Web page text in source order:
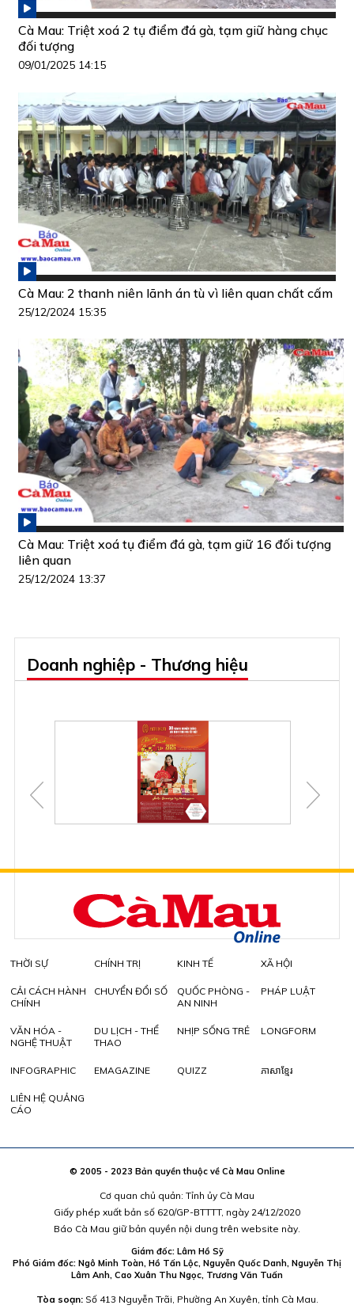
Cà Mau: Triệt xoá 2 tụ điểm đá gà, tạm giữ hàng chục
đối tượng
09/01/2025 14:15
Cà Mau: 2 thanh niên lãnh án tù vì liên quan chất cấm
25/12/2024 15:35
Cà Mau: Triệt xoá tụ điểm đá gà, tạm giữ 16 đối tượng
liên quan
25/12/2024 13:37
Doanh nghiệp - Thương hiệu
THỜI SỰ CHÍNH TRỊ KINH TẾ XÃ HỘI
CẢI CÁCH HÀNH
CHÍNH
CHUYỂN ĐỔI SỐ
QUỐC PHÒNG -
AN NINH
PHÁP LUẬT
VĂN HÓA -
NGHỆ THUẬT
DU LỊCH - THỂ
THAO
NHỊP SỐNG TRẺ LONGFORM
INFOGRAPHIC EMAGAZINE QUIZZ ភាសាខ្មែរ
LIÊN HỆ QUẢNG
CÁO
© 2005 - 2023 Bản quyền thuộc về Cà Mau Online
Cơ quan chủ quản: Tỉnh ủy Cà Mau
Giấy phép xuất bản số 620/GP-BTTTT, ngày 24/12/2020
Báo Cà Mau giữ bản quyền nội dung trên website này.
Giám đốc: Lâm Hồ Sỹ
Phó Giám đốc: Ngô Minh Toàn, Hồ Tấn Lộc, Nguyễn Quốc Danh, Nguyễn Thị
Lâm Anh, Cao Xuân Thu Ngọc, Trương Văn Tuấn
Tòa soạn:Số 413 Nguyễn Trãi, Phường An Xuyên, tỉnh Cà Mau.